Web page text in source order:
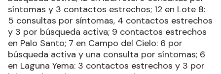
síntomas y 3 contactos estrechos; 12 en Lote 8:
5 consultas por síntomas, 4 contactos estrechos
y 3 por búsqueda activa; 9 contactos estrechos
en Palo Santo; 7 en Campo del Cielo: 6 por
búsqueda activa y una consulta por síntomas; 6
en Laguna Yema: 3 contactos estrechos y 3 por